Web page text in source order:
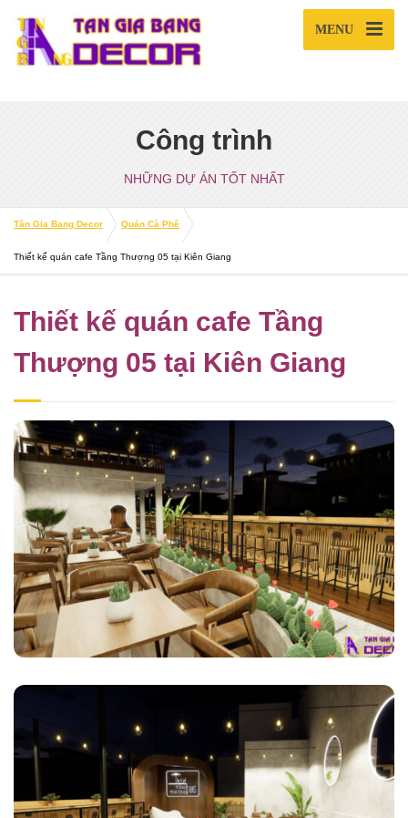
MENU
Công trình
NHỮNG DỰ ÁN TỐT NHẤT
Tân Gia Bang Decor Quán Cà Phê
Thiết kế quán cafe Tầng Thượng 05 tại Kiên Giang
Thiết kế quán cafe Tầng
Thượng 05 tại Kiên Giang